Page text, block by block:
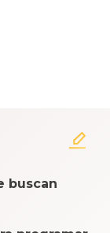
buscan